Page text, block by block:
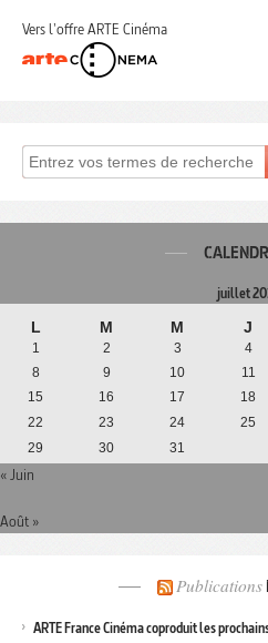
Vers l'offre ARTE Cinéma
juillet
L M M J
1 2 3 4
8
9 10 11
15
16 17 18
22
23 24 25
29
30 31
« Juin
Août »
Publications
ARTE France Cinéma coproduit les